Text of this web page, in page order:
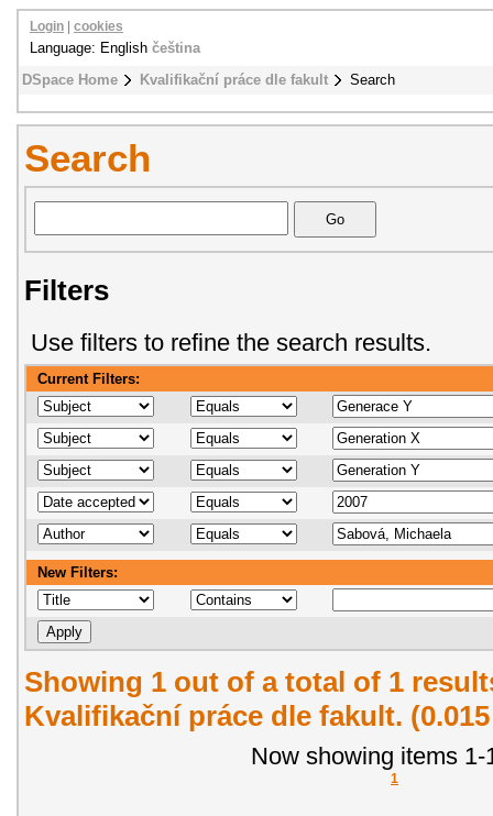
DSpace Home Kvalifikační práce dle fakult Search
Login cookies
Language: English čeština
Search
Filters
Use filters to refine the search results.
Current Filters:
New Filters:
Showing 1 out of a total of 1
Kvalifikační práce dle fakult.
Now showing items 1-
1